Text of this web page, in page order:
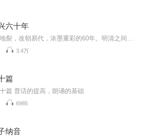
六十年
3.4万
篇
篇 普话的提高，朗诵的基础
6985
纳音